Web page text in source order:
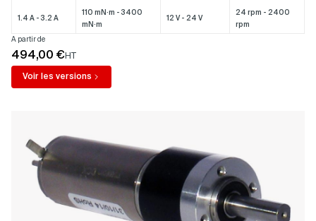
1.4 A - 3.2 A
110 mN·m - 3400
mN·m
12 V - 24 V
24 rpm - 2400
rpm
A partir de
494,00 €HT
Voir les versions